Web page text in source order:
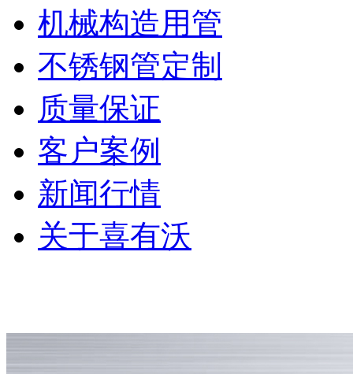
机械构造用管
不锈钢管定制
质量保证
客户案例
新闻行情
关于喜有沃